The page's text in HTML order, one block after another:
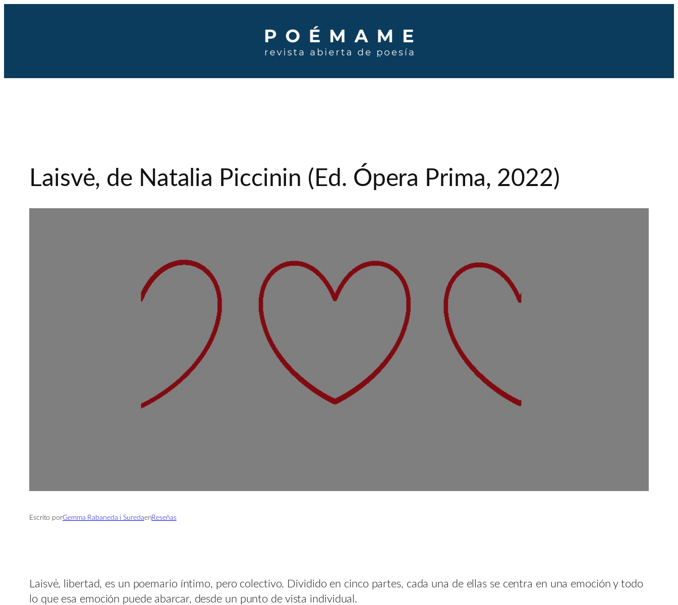
Laisvė, de Natalia Piccinin (Ed. Ópera Prima, 2022)
Escrito porGemma Rabaneda i SuredaenReseñas
Laisvė, libertad, es un poemario íntimo, pero colectivo. Dividido en cinco partes, cada una de ellas se centra en una emoción y todo
lo que esa emoción puede abarcar, desde un punto de vista individual.